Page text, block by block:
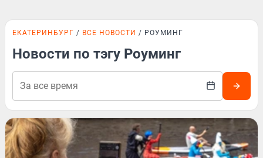
ЕКАТЕРИНБУРГ ВСЕ НОВОСТИ РОУМИНГ
Новости по тэгу Роуминг